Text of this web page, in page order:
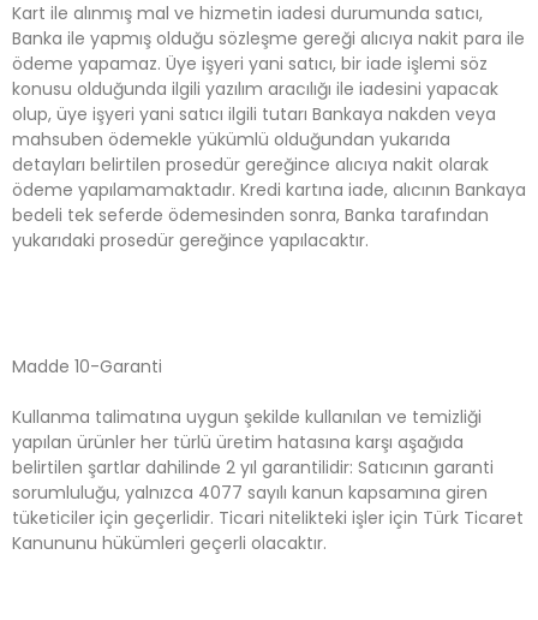
Kart ile alınmış mal ve hizmetin iadesi durumunda satıcı,
Banka ile yapmış olduğu sözleşme gereği alıcıya nakit para ile
ödeme yapamaz. Üye işyeri yani satıcı, bir iade işlemi söz
konusu olduğunda ilgili yazılım aracılığı ile iadesini yapacak
olup, üye işyeri yani satıcı ilgili tutarı Bankaya nakden veya
mahsuben ödemekle yükümlü olduğundan yukarıda
detayları belirtilen prosedür gereğince alıcıya nakit olarak
ödeme yapılamamaktadır. Kredi kartına iade, alıcının Bankaya
bedeli tek seferde ödemesinden sonra, Banka tarafından
yukarıdaki prosedür gereğince yapılacaktır.
Madde 10-Garanti
Kullanma talimatına uygun şekilde kullanılan ve temizliği
yapılan ürünler her türlü üretim hatasına karşı aşağıda
belirtilen şartlar dahilinde 2 yıl garantilidir: Satıcının garanti
sorumluluğu, yalnızca 4077 sayılı kanun kapsamına giren
tüketiciler için geçerlidir. Ticari nitelikteki işler için Türk Ticaret
Kanununu hükümleri geçerli olacaktır.